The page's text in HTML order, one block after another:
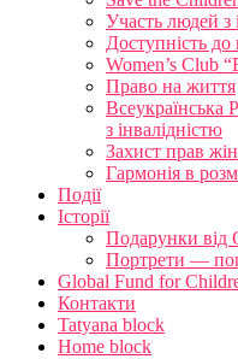
Участь людей з
Доступність до
Women’s Club
Право на життя
з інвалідністю
Захист прав
Гармонія в
Події
Історії
Подарунки від
Портрети —
Global Fund for
Контакти
Tatyana block
Home block